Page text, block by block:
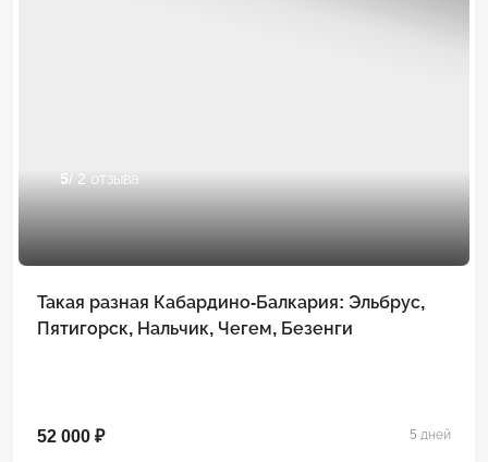
5/ 2 отзыва
Такая разная Кабардино-Балкария: Эльбрус,
Пятигорск, Нальчик, Чегем, Безенги
52 000 ₽ 5 дней